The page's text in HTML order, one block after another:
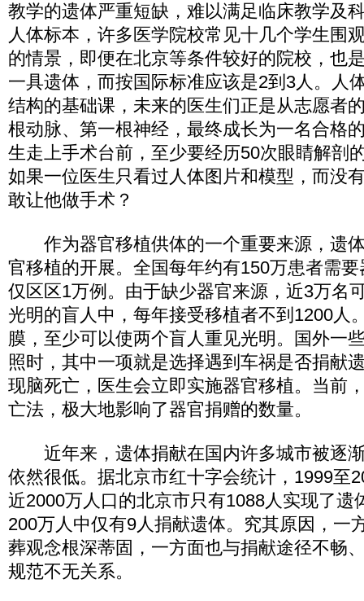
教学的遗体严重短缺，难以满足临床教学及
人体标本，许多医学院校常见十几个学生围
的情景，即便在北京等条件较好的院校，也
一具遗体，而按国际标准应该是2到3人。人
结构的基础课，未来的医生们正是从志愿者
根动脉、第一根神经，最终成长为一名合格
生走上手术台前，至少要经历50次眼睛解剖
如果一位医生只看过人体图片和模型，而没
敢让他做手术？
作为器官移植供体的一个重要来源，遗
官移植的开展。全国每年约有150万患者需
仅区区1万例。由于缺少器官来源，近3万名
光明的盲人中，每年接受移植者不到1200人
膜，至少可以使两个盲人重见光明。国外一
照时，其中一项就是选择遇到车祸是否捐献
现脑死亡，医生会立即实施器官移植。当前
亡法，极大地影响了器官捐赠的数量。
近年来，遗体捐献在国内许多城市被逐
依然很低。据北京市红十字会统计，1999至
近2000万人口的北京市只有1088人实现了遗
200万人中仅有9人捐献遗体。究其原因，一
葬观念根深蒂固，一方面也与捐献途径不畅
规范不无关系。